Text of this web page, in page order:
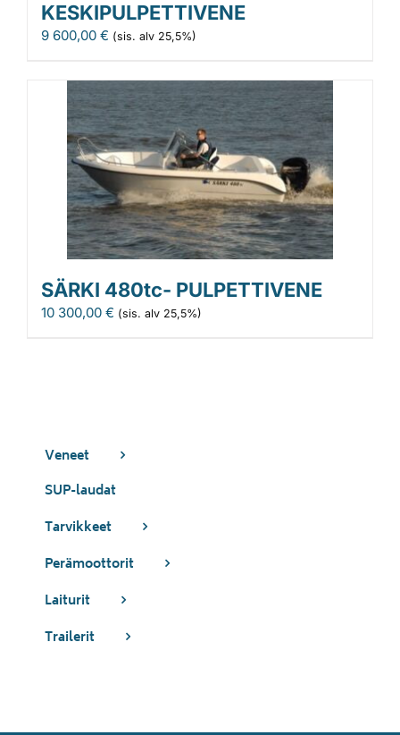
KESKIPULPETTIVENE
9 600,00 € (sis. alv 25,5%)
SÄRKI 480tc- PULPETTIVENE
10 300,00 € (sis. alv 25,5%)
Veneet
SUP-laudat
Tarvikkeet
Perämoottorit
Laiturit
Trailerit